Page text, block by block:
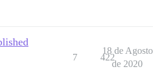
7 422
18 de Agosto
de 2020